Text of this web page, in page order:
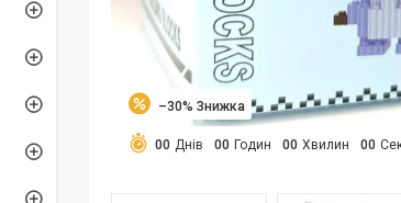
–30%
00 Днів 00 Годин 00 Хвилин 00